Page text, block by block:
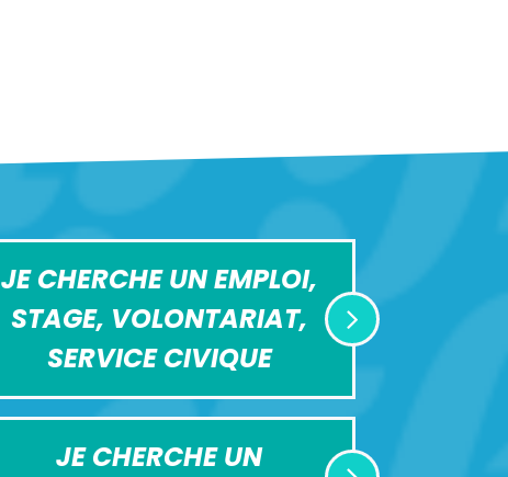
JE CHERCHE UN EMPLOI,
STAGE, VOLONTARIAT,
SERVICE CIVIQUE
JE CHERCHE UN